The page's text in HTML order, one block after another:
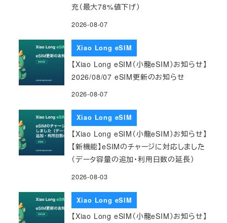
充（最大78%値下げ）
2026-08-07
Xiao Long eSIM
【Xiao Long eSIM（小龍eSIM）お知らせ】
2026/08/07 eSIM更新のお知らせ
2026-08-07
Xiao Long eSIM
【Xiao Long eSIM（小龍eSIM）お知らせ】
【新機能】eSIMのチャージに対応しました
（データ容量の追加・利用日数の延長）
2026-08-03
Xiao Long eSIM
【Xiao Long eSIM（小龍eSIM）お知らせ】